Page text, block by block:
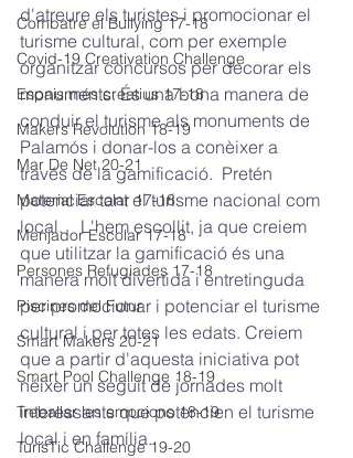
Combatre el Bullying 17-18
Covid-19 Creativation Challenge
Espais més creatius 17-18
Makers Revolution 18-19
Mar De Net 20-21
Material Escolar 17-18
Menjador Escolar 17-18
Persones Refugiades 17-18
Piscines del Futur
Smart Makers 20-21
Smart Pool Challenge 18-19
Treballar les emocions 18-19
TurisTic Challenge 19-20
d'atreure els turistes i promocionar el
turisme cultural, com per exemple
organitzar concursos per decorar els
monuments. És una bona manera de
conduir el turisme als monuments de
Palamós i donar-los a conèixer a
través de la gamificació.  Pretén
potenciar tant el turisme nacional com
local.    L'hem escollit, ja que creiem
que utilitzar la gamificació és una
manera molt divertida i entretinguda
per promocionar i potenciar el turisme
cultural i per totes les edats. Creiem
que a partir d'aquesta iniciativa pot
néixer un seguit de jornades molt
interessants que potencien el turisme
local i en família.